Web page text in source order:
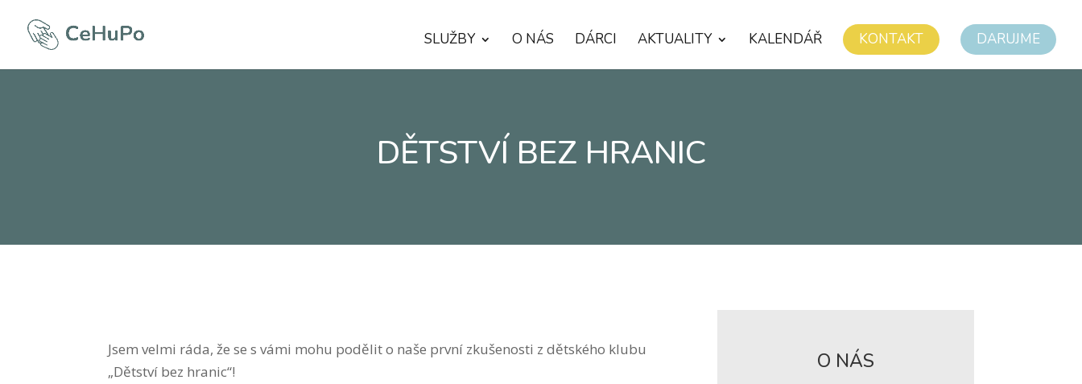
SLUŽBY O NÁS DÁRCI AKTUALITY KALENDÁŘ KONTAKT DARUJME
DĚTSTVÍ BEZ HRANIC
Jsem velmi ráda, že se s vámi mohu podělit o naše první zkušenosti z dětského klubu
„Dětství bez hranic“!
O NÁS